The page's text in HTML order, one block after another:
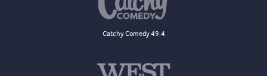
Catchy Comedy 49.4